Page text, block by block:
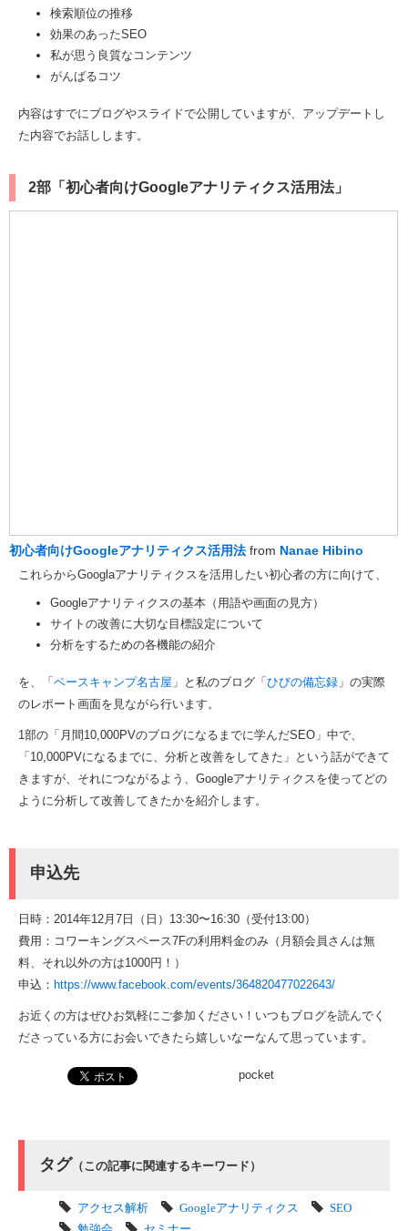
検索順位の推移
効果のあったSEO
私が思う良質なコンテンツ
がんばるコツ
内容はすでにブログやスライドで公開していますが、アップデートし
た内容でお話しします。
2部「初心者向けGoogleアナリティクス活用法」
初心者向けGoogleアナリティクス活用法 from Nanae Hibino
これらからGooglaアナリティクスを活用したい初心者の方に向けて、
Googleアナリティクスの基本（用語や画面の見方）
サイトの改善に大切な目標設定について
分析をするための各機能の紹介
を、「 ベースキャンプ名古屋 」と私のブログ「 ひびの備忘録 」の実際
のレポート画面を見ながら行います。
1部の「月間10,000PVのブログになるまでに学んだSEO」中で、
「10,000PVになるまでに、分析と改善をしてきた」という話ができて
きますが、それにつながるよう、Googleアナリティクスを使ってどの
ように分析して改善してきたかを紹介します。
申込先
日時：2014年12月7日（日）13:30〜16:30（受付13:00）
費用：コワーキングスペース7Fの利用料金のみ（月額会員さんは無
料、それ以外の方は1000円！）
申込： https://www.facebook.com/events/364820477022643/
お近くの方はぜひお気軽にご参加ください！いつもブログを読んでく
ださっている方にお会いできたら嬉しいなーなんて思っています。
pocket
タグ （この記事に関連するキーワード）
アクセス解析 Googleアナリティクス
SEO
勉強会
セミナー